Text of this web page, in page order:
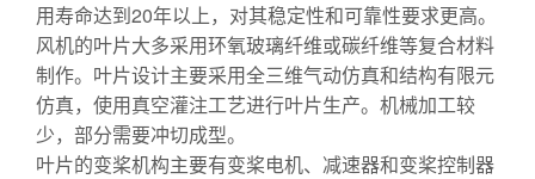
用寿命达到20年以上，对其稳定性和可靠性要求更高。
风机的叶片大多采用环氧玻璃纤维或碳纤维等复合材料
制作。叶片设计主要采用全三维气动仿真和结构有限元
仿真，使用真空灌注工艺进行叶片生产。机械加工较
少，部分需要冲切成型。
叶片的变桨机构主要有变桨电机、减速器和变桨控制器